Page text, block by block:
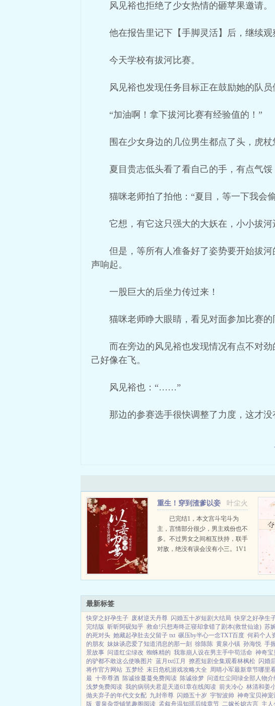
风见裕也拒绝了少女热情的砸苹果邀请。
他在报告里记下【手脚灵活】后，继续观
今天学校有拔河比赛。
风见裕也发现任务目标正在鼓励她的队员
“加油啊！拿下拔河比赛有经验值的！”
围在少女身边的几位男生都点了头，虎杖
夏目贵志低头看了看自己的手，有点气馁
猫咪老师拍了拍他：“夏目，等一下我会
它想，有它这只强大的大妖在，小小拔河
但是，等所有人准备好了姿势要开始拔
声响起。
一股巨大的后坐力传过来！
猫咪老师睁大眼睛，看见对面参加比赛的
而在旁边的风见裕也发现情况有点不对
己好像在飞。
风见裕也：“……”
那边的参赛选手很快调整了力度，这才没
叶尘火
重生！穿到渣爹以妾
为妻那一天！
已完结1，本文宫斗宅斗为
主，言情部分很少，男主戏份也不
多。不过男女之间相互扶持，联手
对敌，绝没有误会没有小三。1V1
最新标签
快穿之好孕生子 废材逆天丹尊 闪婚五十岁短剧大结局 快穿之好孕生
完结版 昕昕阿砚知乎 救命!只想寿终正寝却拿错了剧本(救世仙途) 苏
的死对头 她藏起孕肚去父留子 txt 碾压by半心一念TXT百度 何莉个人
的朋友 妹妹谈恋爱了知道消息的那一刻 徐陈陈 黄泉小镇 孙海悦 手
景故事 问道红尘绿改 蜘蛛精的 我靠崩人设在男主手中苟活命 神奇宝
的驴都不敢这么使唤图片 蓝月txt江月 撩惹短剧全集观看林枫松 闪婚
将作官方网站 五梦经 末日危机游戏攻略大全 周晴小军最新章节哪里
最 十帝尊酒 陈诚徐蔓蔓免费阅读 陈诚徐梦 问道红尘同绿全部人物介
浅梦免费阅读 我的病弱夫君是天道61章在线阅读 前夫冷心 林清和姜
抛夫弃子的年代文女配 九封帝尊 闪婚五十岁 宇智波帅 神奇宝贝神
版 黄泉杂货铺笔趣阁阅读 孟叙舟温知瑶后续章节 二嫁长媳古言 主